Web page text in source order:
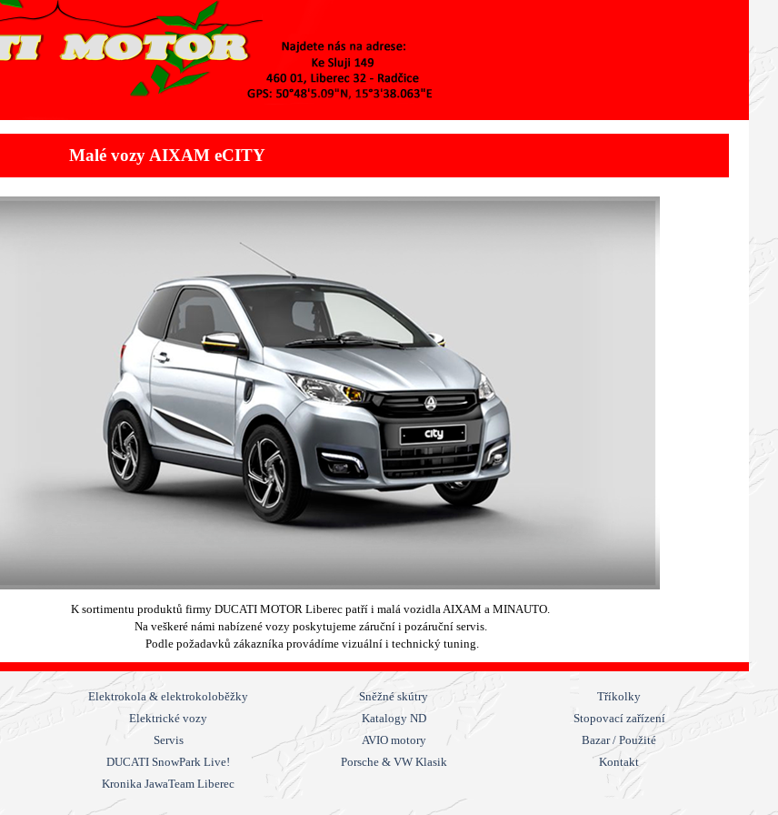
Malé vozy AIXAM eCITY
K sortimentu produktů firmy DUCATI MOTOR Liberec patří i malá vozidla AIXAM a MINAUTO.
Na veškeré námi nabízené vozy poskytujeme záruční i pozáruční servis.
Podle požadavků zákazníka provádíme vizuální i technický tuning.
Přeskočit menu
Elektrokola & elektrokoloběžky Sněžné skútry
Tříkolky
Elektrické vozy Katalogy ND
Stopovací zařízení
Servis AVIO motory
Bazar / Použité
DUCATI SnowPark Live! Porsche & VW Klasik
Kontakt
Kronika JawaTeam Liberec